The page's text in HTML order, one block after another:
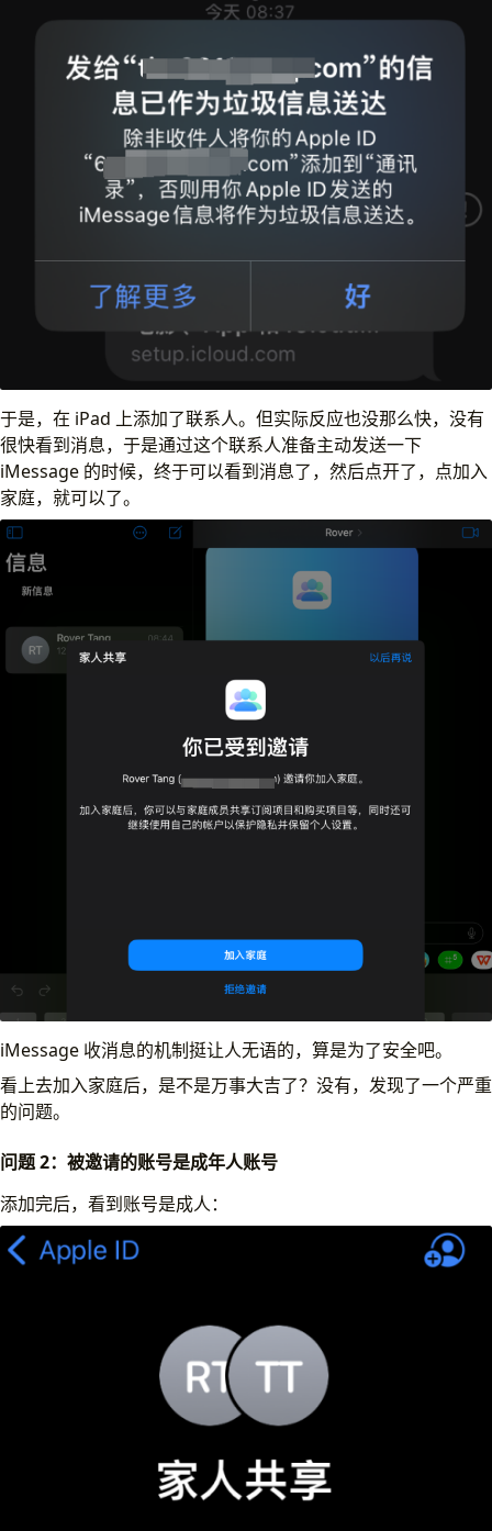
于是，在 iPad 上添加了联系人。但实际反应也没那么快，没有
很快看到消息，于是通过这个联系人准备主动发送一下
iMessage 的时候，终于可以看到消息了，然后点开了，点加入
家庭，就可以了。
iMessage 收消息的机制挺让人无语的，算是为了安全吧。
看上去加入家庭后，是不是万事大吉了？没有，发现了一个严重
的问题。
问题 2：被邀请的账号是成年人账号
添加完后，看到账号是成人：